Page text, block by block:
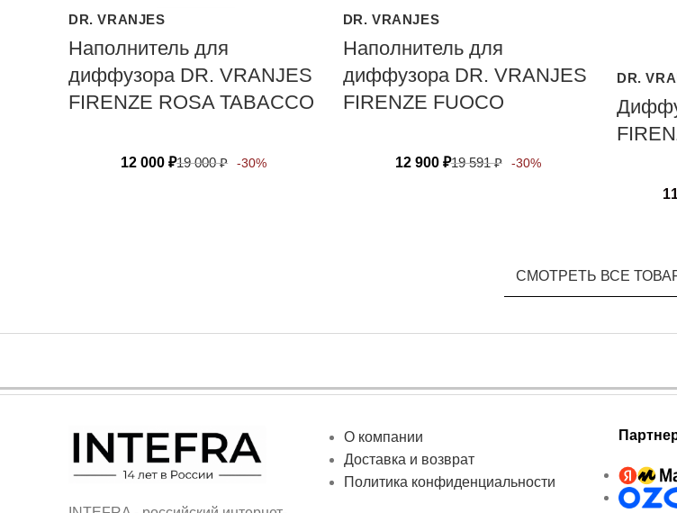
DR. VRANJES
Наполнитель для
диффузора DR. VRANJES
FIRENZE ROSA TABACCO
12 000₽19 000₽ -30%
DR. VRANJES
Наполнитель для
диффузора DR. VRANJES
FIRENZE FUOCO
12 900 ₽19 591₽ -30%
DR.
СМОТРЕТЬ ВСЕ
О компании
Доставка и возврат
Политика конфиденциальности